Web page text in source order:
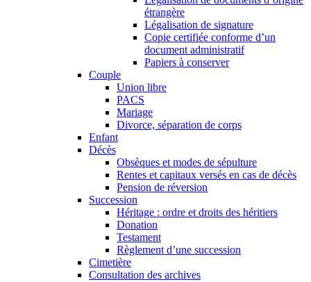
étrangère
Légalisation de signature
Copie certifiée conforme d’un
document administratif
Papiers à conserver
Couple
Union libre
PACS
Mariage
Divorce, séparation de corps
Enfant
Décès
Obsèques et modes de sépulture
Rentes et capitaux versés en cas de décès
Pension de réversion
Succession
Héritage : ordre et droits des héritiers
Donation
Testament
Règlement d’une succession
Cimetière
Consultation des archives